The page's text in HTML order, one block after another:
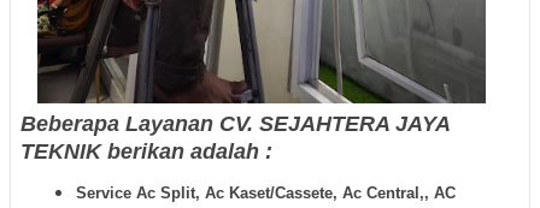
Beberapa Layanan CV. SEJAHTERA JAYA
TEKNIK berikan adalah :
Service Ac Split, Ac Kaset/Cassete, Ac Central,, AC